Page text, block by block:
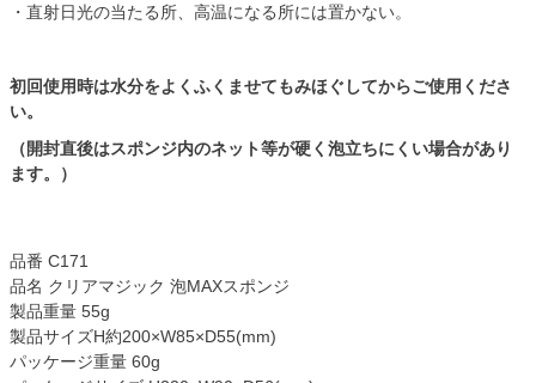
・直射日光の当たる所、高温になる所には置かない。
初回使用時は水分をよくふくませてもみほぐしてからご使用くださ
い。
（開封直後はスポンジ内のネット等が硬く泡立ちにくい場合があり
ます。）
品番 C171
品名 クリアマジック 泡MAXスポンジ
製品重量 55g
製品サイズH約200×W85×D55(mm)
パッケージ重量 60g